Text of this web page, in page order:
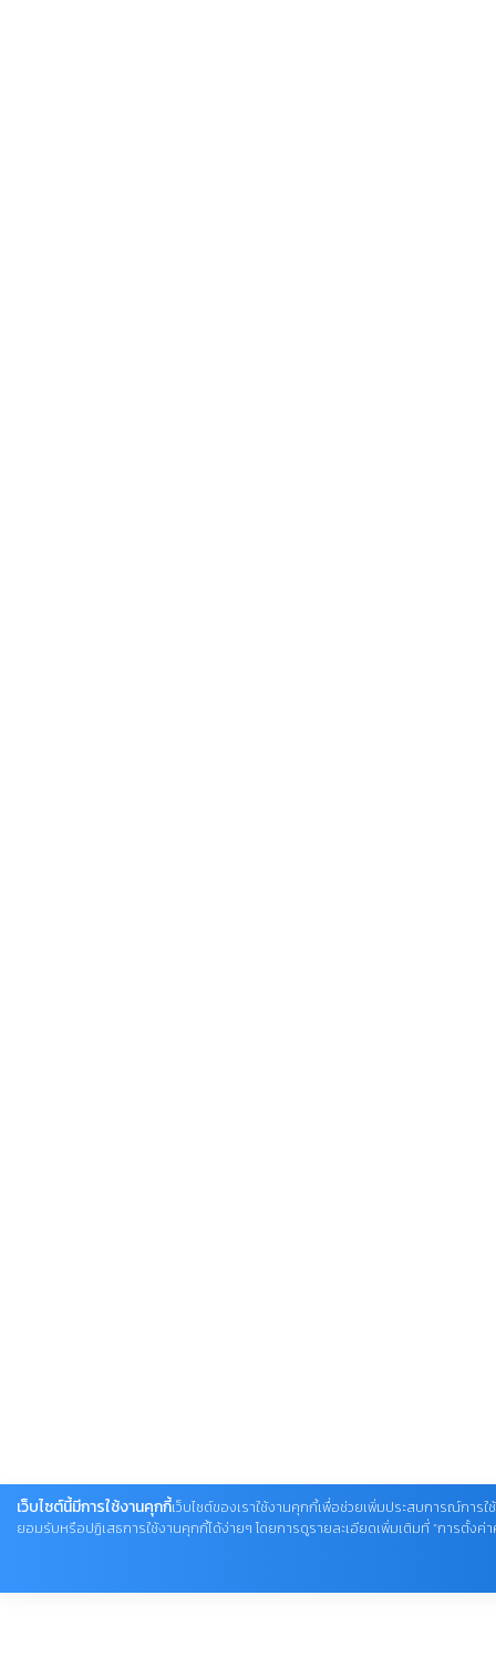
เว็บไซต์นี้มีการใช้งานคุกกี้เว็บไซต์ของเราใช้งานคุกกี้เพื่อช่วยเพิ่มประสบการณ์การ
ยอมรับหรือปฏิเสธการใช้งานคุกกี้ได้ง่ายๆ โดยการดูรายละเอียดเพิ่มเติมที่ “การตั้งค่